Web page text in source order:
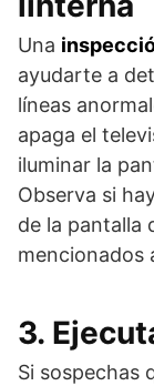
Una
ayudarte a
líneas
apaga el
iluminar la
Observa si
de la pantalla
mencionados
3.
Si sospechas